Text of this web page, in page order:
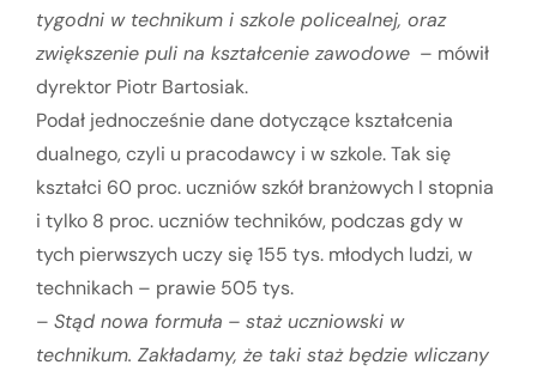
tygodni w technikum i szkole policealnej, oraz
zwiększenie puli na kształcenie zawodowe – mówił
dyrektor Piotr Bartosiak.
Podał jednocześnie dane dotyczące kształcenia
dualnego, czyli u pracodawcy i w szkole. Tak się
kształci 60 proc. uczniów szkół branżowych I stopnia
i tylko 8 proc. uczniów techników, podczas gdy w
tych pierwszych uczy się 155 tys. młodych ludzi, w
technikach – prawie 505 tys.
– Stąd nowa formuła – staż uczniowski w
technikum. Zakładamy, że taki staż będzie wliczany